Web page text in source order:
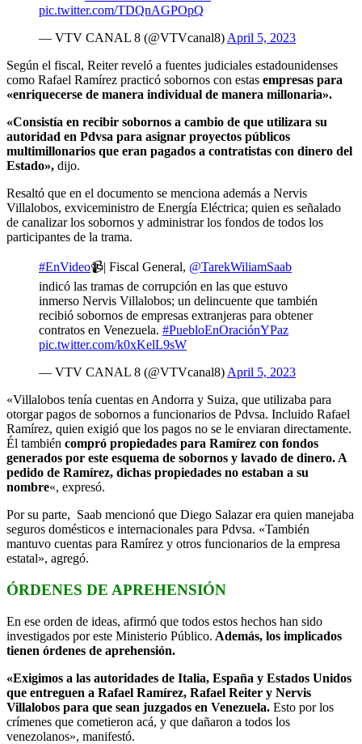
pic.twitter.com/TDQnAGPOpQ
— VTV CANAL 8 (@VTVcanal8) April 5, 2023
Según el fiscal, Reiter reveló a fuentes judiciales estadounidenses
como Rafael Ramírez practicó sobornos con estas empresas para
«enriquecerse de manera individual de manera millonaria».
«Consistía en recibir sobornos a cambio de que utilizara su
autoridad en Pdvsa para asignar proyectos públicos
multimillonarios que eran pagados a contratistas con dinero del
Estado», dijo.
Resaltó que en el documento se menciona además a Nervis
Villalobos, exviceministro de Energía Eléctrica; quien es señalado
de canalizar los sobornos y administrar los fondos de todos los
participantes de la trama.
#EnVideo📹| Fiscal General, @TarekWiliamSaab
indicó las tramas de corrupción en las que estuvo
inmerso Nervis Villalobos; un delincuente que también
recibió sobornos de empresas extranjeras para obtener
contratos en Venezuela. #PuebloEnOraciónYPaz
pic.twitter.com/k0xKelL9sW
— VTV CANAL 8 (@VTVcanal8) April 5, 2023
«Villalobos tenía cuentas en Andorra y Suiza, que utilizaba para
otorgar pagos de sobornos a funcionarios de Pdvsa. Incluido Rafael
Ramírez, quien exigió que los pagos no se le enviaran directamente.
Él también compró propiedades para Ramírez con fondos
generados por este esquema de sobornos y lavado de dinero. A
pedido de Ramírez, dichas propiedades no estaban a su
nombre«, expresó.
Por su parte, Saab mencionó que Diego Salazar era quien manejaba
seguros domésticos e internacionales para Pdvsa. «También
mantuvo cuentas para Ramírez y otros funcionarios de la empresa
estatal», agregó.
ÓRDENES DE APREHENSIÓN
En ese orden de ideas, afirmó que todos estos hechos han sido
investigados por este Ministerio Público. Además, los implicados
tienen órdenes de aprehensión.
«Exigimos a las autoridades de Italia, España y Estados Unidos
que entreguen a Rafael Ramírez, Rafael Reiter y Nervis
Villalobos para que sean juzgados en Venezuela. Esto por los
crímenes que cometieron acá, y que dañaron a todos los
venezolanos», manifestó.